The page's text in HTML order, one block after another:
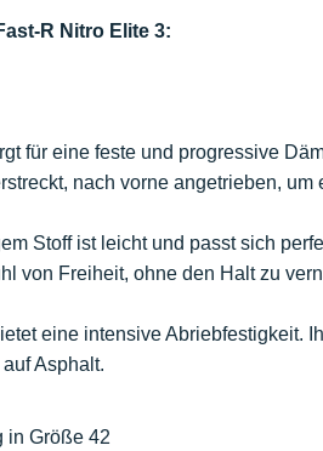
R Nitro Elite 3:
für eine feste und progressive
nach vorne angetrieben,
Stoff ist leicht und passt sich
von Freiheit, ohne den Halt zu
eine intensive Abriebfestigkeit.
Asphalt.
in Größe 42